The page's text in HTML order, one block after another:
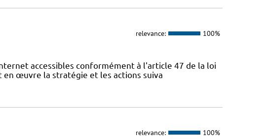
relevance: 100%
accessibles conformément à l'article 47 de la loi
en œuvre la stratégie et les actions suiva
relevance: 100%